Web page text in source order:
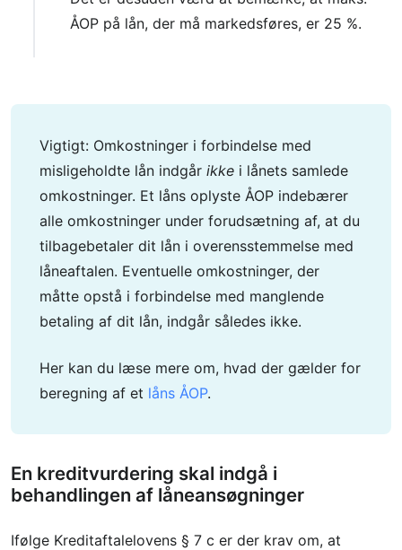
ÅOP på lån, der må markedsføres, er 25 %.
Vigtigt: Omkostninger i forbindelse med
misligeholdte lån indgår ikke i lånets samlede
omkostninger. Et låns oplyste ÅOP indebærer
alle omkostninger under forudsætning af, at du
tilbagebetaler dit lån i overensstemmelse med
låneaftalen. Eventuelle omkostninger, der
måtte opstå i forbindelse med manglende
betaling af dit lån, indgår således ikke.
Her kan du læse mere om, hvad der gælder for
beregning af et låns ÅOP.
En kreditvurdering skal indgå i
behandlingen af låneansøgninger
Ifølge Kreditaftalelovens § 7 c er der krav om, at